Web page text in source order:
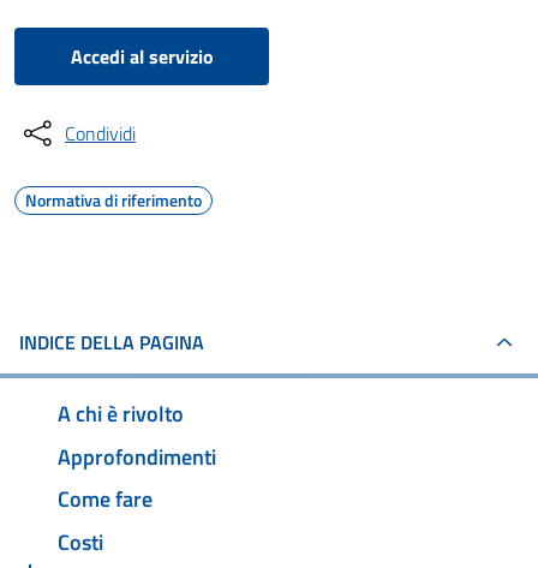
Accedi al servizio
Condividi
Normativa di riferimento
INDICE DELLA PAGINA
A chi è rivolto
Approfondimenti
Come fare
Costi